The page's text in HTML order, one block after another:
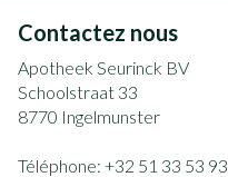
Contactez nous
Apotheek Seurinck BV
Schoolstraat 33
8770 Ingelmunster
Téléphone: +32 51 33 53 93